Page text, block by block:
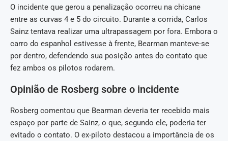
O incidente que gerou a penalização ocorreu na chicane
entre as curvas 4 e 5 do circuito. Durante a corrida, Carlos
Sainz tentava realizar uma ultrapassagem por fora. Embora o
carro do espanhol estivesse à frente, Bearman manteve-se
por dentro, defendendo sua posição antes do contato que
fez ambos os pilotos rodarem.
Opinião de Rosberg sobre o incidente
Rosberg comentou que Bearman deveria ter recebido mais
espaço por parte de Sainz, o que, segundo ele, poderia ter
evitado o contato. O ex-piloto destacou a importância de os